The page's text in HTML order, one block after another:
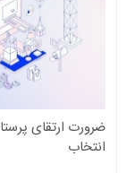
ضرورت ارتقای
انتخاب